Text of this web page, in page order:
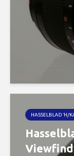
HASSELBLAD Ή/